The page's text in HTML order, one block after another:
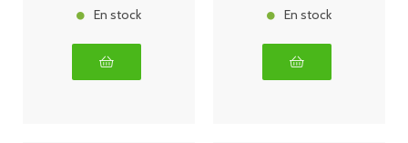
En stock En stock